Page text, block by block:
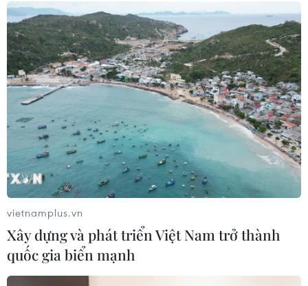
nghiệp Việt Nam vươn lên"
14/12/2016 06:54
Theo phó giáo sư, tiến sỹ Phạm Tất Thắng, dù TPP có
được ký kết hay không thì các quy định của hiệp định
này sẽ luôn là hình mẫu để các doanh nghiệp Việt Nam
nâng sức cạnh tranh và vươn lên.
vietnamplus.vn
Xây dựng và phát triển Việt Nam trở thành
quốc gia biển mạnh